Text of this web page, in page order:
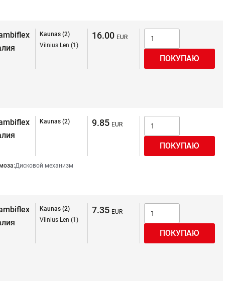
Kaunas (2)
Vilnius Len (1)
16.00
Kaunas (2) 9.85
Дисковой механизм
Kaunas (2)
Vilnius Len (1)
7.35